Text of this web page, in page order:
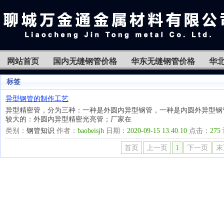
网站首页 国内无缝钢管价格 华东无缝钢管价格 华
标签
异型钢管的制作工艺
异型精密管，分为三种：一种是外圆内异型钢管，一种是内圆外异型
较大的：外圆内异型精密光亮管；厂家在
类别： 钢管知识 作者： baobeisjh 日期： 2020-09-15 13.40.10 点击： 275
首页 上一页 1 下一页